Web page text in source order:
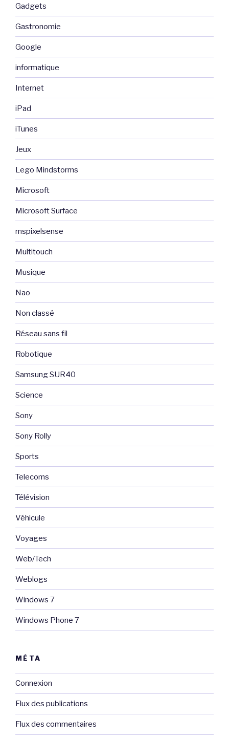
Gadgets
Gastronomie
Google
informatique
Internet
iPad
iTunes
Jeux
Lego Mindstorms
Microsoft
Microsoft Surface
mspixelsense
Multitouch
Musique
Nao
Non classé
Réseau sans fil
Robotique
Samsung SUR40
Science
Sony
Sony Rolly
Sports
Telecoms
Télévision
Véhicule
Voyages
Web/Tech
Weblogs
Windows 7
Windows Phone 7
MÉTA
Connexion
Flux des publications
Flux des commentaires